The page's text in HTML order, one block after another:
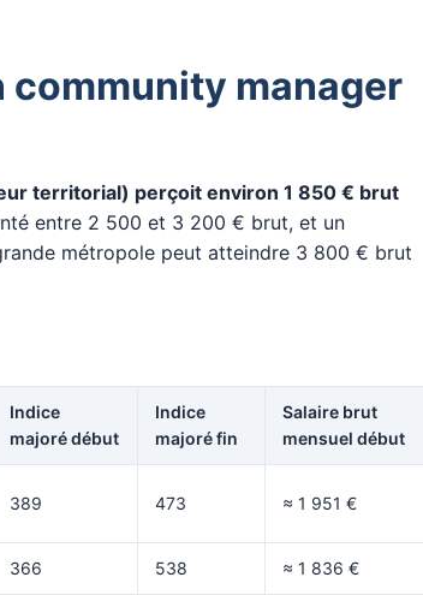
community manager
territorial) perçoit environ 1 850 € brut
entre 2 500 et 3 200 € brut, et un
métropole peut atteindre 3 800 € brut
Indice
majoré début
Indice
majoré fin
Salaire brut
mensuel début
389 473 ≈ 1 951 €
366 538 ≈ 1 836 €